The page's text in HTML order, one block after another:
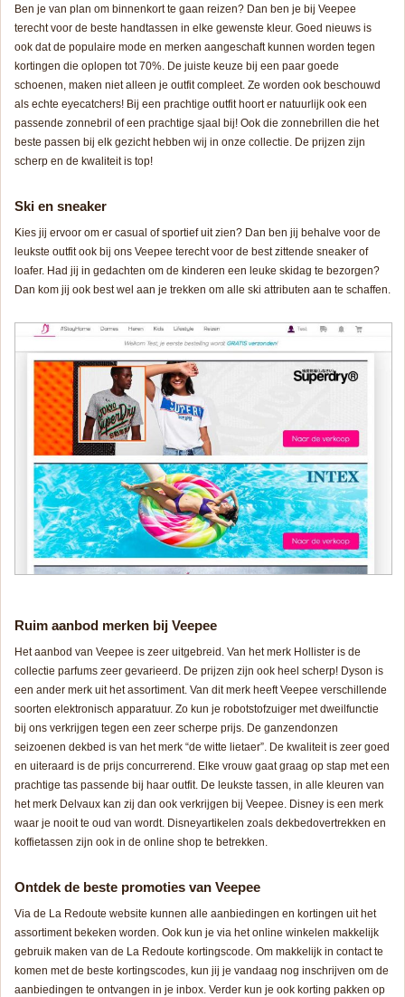
Ben je van plan om binnenkort te gaan reizen? Dan ben je bij Veepee
terecht voor de beste handtassen in elke gewenste kleur. Goed nieuws is
ook dat de populaire mode en merken aangeschaft kunnen worden tegen
kortingen die oplopen tot 70%. De juiste keuze bij een paar goede
schoenen, maken niet alleen je outfit compleet. Ze worden ook beschouwd
als echte eyecatchers! Bij een prachtige outfit hoort er natuurlijk ook een
passende zonnebril of een prachtige sjaal bij! Ook die zonnebrillen die het
beste passen bij elk gezicht hebben wij in onze collectie. De prijzen zijn
scherp en de kwaliteit is top!
Ski en sneaker
Kies jij ervoor om er casual of sportief uit zien? Dan ben jij behalve voor de
leukste outfit ook bij ons Veepee terecht voor de best zittende sneaker of
loafer. Had jij in gedachten om de kinderen een leuke skidag te bezorgen?
Dan kom jij ook best wel aan je trekken om alle ski attributen aan te schaffen.
Ruim aanbod merken bij Veepee
Het aanbod van Veepee is zeer uitgebreid. Van het merk Hollister is de
collectie parfums zeer gevarieerd. De prijzen zijn ook heel scherp! Dyson is
een ander merk uit het assortiment. Van dit merk heeft Veepee verschillende
soorten elektronisch apparatuur. Zo kun je robotstofzuiger met dweilfunctie
bij ons verkrijgen tegen een zeer scherpe prijs. De ganzendonzen
seizoenen dekbed is van het merk “de witte lietaer”. De kwaliteit is zeer goed
en uiteraard is de prijs concurrerend. Elke vrouw gaat graag op stap met een
prachtige tas passende bij haar outfit. De leukste tassen, in alle kleuren van
het merk Delvaux kan zij dan ook verkrijgen bij Veepee. Disney is een merk
waar je nooit te oud van wordt. Disneyartikelen zoals dekbedovertrekken en
koffietassen zijn ook in de online shop te betrekken.
Ontdek de beste promoties van Veepee
Via de La Redoute website kunnen alle aanbiedingen en kortingen uit het
assortiment bekeken worden. Ook kun je via het online winkelen makkelijk
gebruik maken van de La Redoute kortingscode. Om makkelijk in contact te
komen met de beste kortingscodes, kun jij je vandaag nog inschrijven om de
aanbiedingen te ontvangen in je inbox. Verder kun je ook korting pakken op